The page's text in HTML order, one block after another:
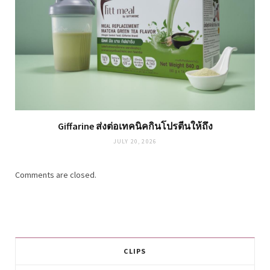
Giffarine ส่งต่อเทคนิคกินโปรตีนให้ถึง
JULY 20, 2026
Comments are closed.
CLIPS